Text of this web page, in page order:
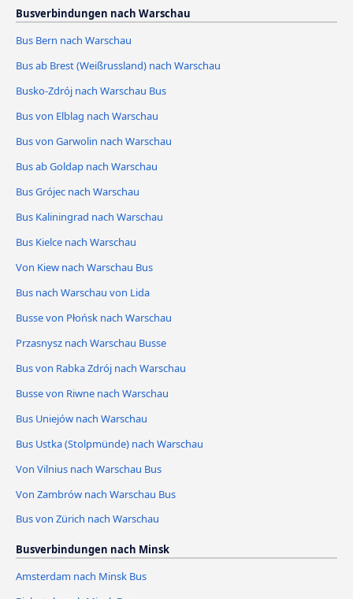
Busverbindungen nach Warschau
Bus Bern nach Warschau
Bus ab Brest (Weißrussland) nach Warschau
Busko-Zdrój nach Warschau Bus
Bus von Elblag nach Warschau
Bus von Garwolin nach Warschau
Bus ab Goldap nach Warschau
Bus Grójec nach Warschau
Bus Kaliningrad nach Warschau
Bus Kielce nach Warschau
Von Kiew nach Warschau Bus
Bus nach Warschau von Lida
Busse von Płońsk nach Warschau
Przasnysz nach Warschau Busse
Bus von Rabka Zdrój nach Warschau
Busse von Riwne nach Warschau
Bus Uniejów nach Warschau
Bus Ustka (Stolpmünde) nach Warschau
Von Vilnius nach Warschau Bus
Von Zambrów nach Warschau Bus
Bus von Zürich nach Warschau
Busverbindungen nach Minsk
Amsterdam nach Minsk Bus